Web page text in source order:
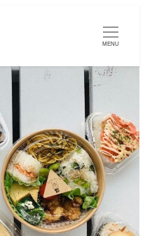
MENU